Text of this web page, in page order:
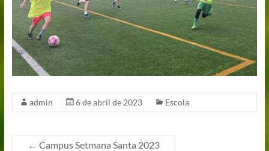
admin 6 de abril de 2023 Escola
← Campus Setmana Santa 2023